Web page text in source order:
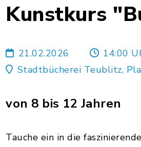
Kunstkurs
21.02.2026
14:00
Stadtbücherei Teublitz,
von 8 bis 12 Jahren
Tauche ein in die